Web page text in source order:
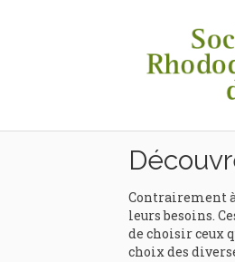
Contrairement
leurs besoins.
de choisir ceux
choix des